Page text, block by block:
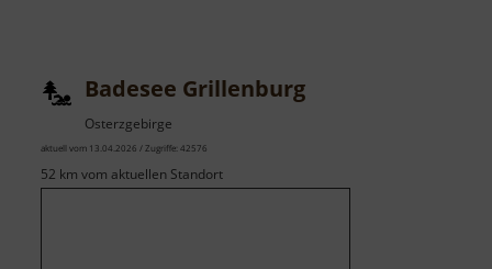
Badesee Grillenburg
Osterzgebirge
aktuell vom 13.04.2026 / Zugriffe: 42576
52 km vom aktuellen Standort